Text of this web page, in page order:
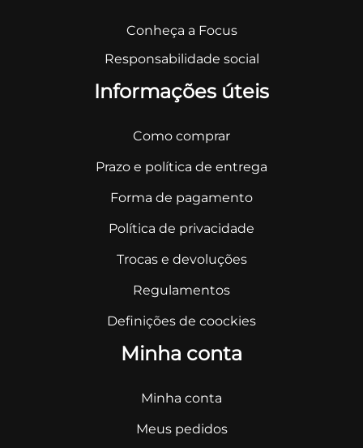
Conheça a Focus
Responsabilidade social
Informações úteis
Como comprar
Prazo e política de entrega
Forma de pagamento
Política de privacidade
Trocas e devoluções
Regulamentos
Definições de coockies
Minha conta
Minha conta
Meus pedidos